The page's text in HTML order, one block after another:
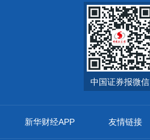
中国证券报微信
新华财经APP 友情链接